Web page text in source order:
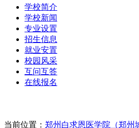
学校简介
学校新闻
专业设置
招生信息
就业安置
校园风采
互问互答
在线报名
当前位置： 郑州白求恩医学院（郑州